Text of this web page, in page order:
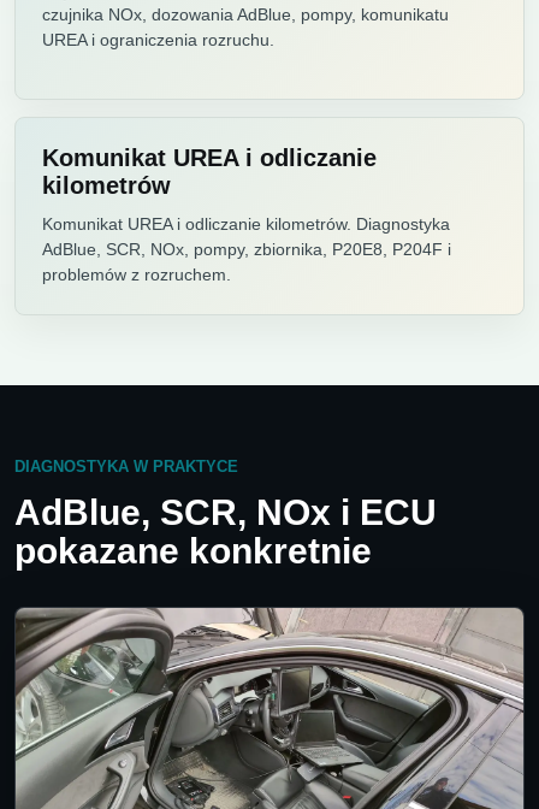
czujnika NOx, dozowania AdBlue, pompy, komunikatu
UREA i ograniczenia rozruchu.
Komunikat UREA i odliczanie
kilometrów
Komunikat UREA i odliczanie kilometrów. Diagnostyka
AdBlue, SCR, NOx, pompy, zbiornika, P20E8, P204F i
problemów z rozruchem.
DIAGNOSTYKA W PRAKTYCE
AdBlue, SCR, NOx i ECU
pokazane konkretnie